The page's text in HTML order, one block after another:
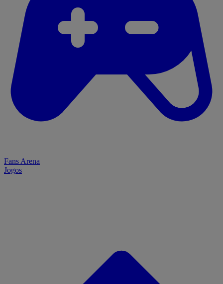
Fans Arena
Jogos